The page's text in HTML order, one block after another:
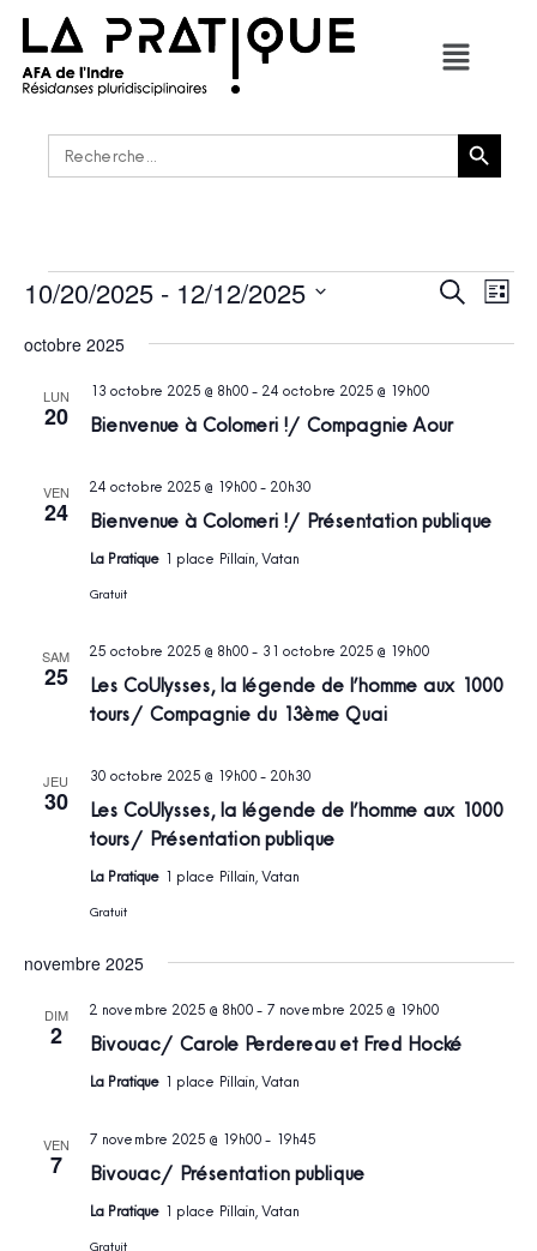
Rechercher : Bouton de recherche
VUES
Recherche
de
Liste
10/20/2025 - 12/12/2025
une
octobre 2025
LUN
20 Bienvenue à Colomeri ! / Compagnie Aour
13 octobre 2025 @ 8h00- 24 octobre 2025 @ 19h00
VEN
24 Bienvenue à Colomeri ! / Présentation publique
24 octobre 2025 @ 19h00- 20h30
La Pratique 1 place Pillain, Vatan
Gratuit
SAM
25
Les CoUlysses, la légende de l’homme aux 1000
tours / Compagnie du 13ème Quai
25 octobre 2025 @ 8h00- 31 octobre 2025 @ 19h00
JEU
30
Les CoUlysses, la légende de l’homme aux 1000
tours / Présentation publique
30 octobre 2025 @ 19h00- 20h30
La Pratique 1 place Pillain, Vatan
Gratuit
novembre 2025
DIM
2 Bivouac / Carole Perdereau et Fred Hocké
2 novembre 2025 @ 8h00- 7 novembre 2025 @ 19h00
La Pratique 1 place Pillain, Vatan
VEN
7 Bivouac / Présentation publique
7 novembre 2025 @ 19h00- 19h45
La Pratique 1 place Pillain, Vatan
Gratuit